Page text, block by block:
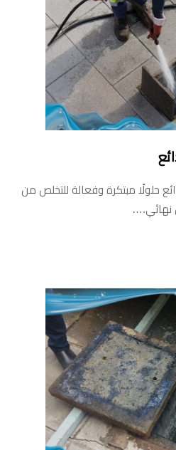
حلولًا مبتكرة وفعالة للتخلص من
نهائي.…